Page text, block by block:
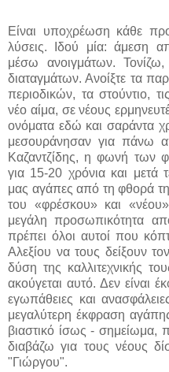
Είναι υποχρέωση κάθε
λύσεις. Ιδού μία: άμεση
μέσω ανοιγμάτων.
διαταγμάτων. Ανοίξτε τα
περιοδικών, τα στούντιο,
νέο αίμα, σε νέους
ονόματα εδώ και σαράντα
μεσουράνησαν για πάνω
Καζαντζίδης, η φωνή των
για 15-20 χρόνια και μετά
μας αγάπες από τη φθορά
του «φρέσκου» και
μεγάλη προσωπικότητα
πρέπει όλοι αυτοί που
Αλεξίου να τους δείξουν
δύση της καλλιτεχνικής
ακούγεται αυτό. Δεν είναι
εγωπάθειες και
μεγαλύτερη έκφραση
βιαστικό ίσως - σημείωμα,
διαβάζω για τους νέους
"Γιώργου".